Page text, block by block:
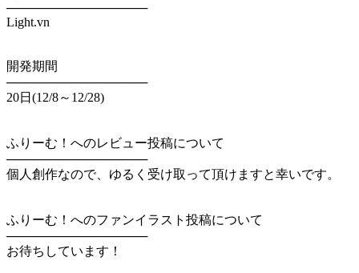
────────────────
Light.vn
開発期間
────────────────
20日(12/8～12/28)
ふりーむ！へのレビュー投稿について
────────────────
個人創作なので、ゆるく受け取って頂けますと幸いです。
ふりーむ！へのファンイラスト投稿について
────────────────
お待ちしています！